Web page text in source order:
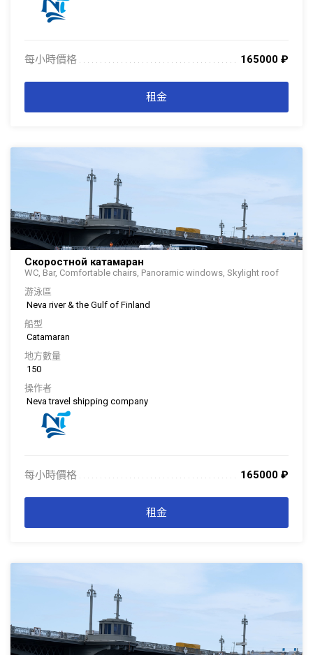
每小時價格 165000 ₽
. . . . . . . . . . . . . . . . . . . . . . . . . . . . . . . . . . . . . . . . . . . . . . . . . . . . . . . . . . . . . . .
租金
Скоростной катамаран
WC, Bar, Comfortable chairs, Panoramic windows, Skylight roof
游泳區
Neva river & the Gulf of Finland
船型
Catamaran
地方數量
150
操作者
Neva travel shipping company
每小時價格 165000 ₽
. . . . . . . . . . . . . . . . . . . . . . . . . . . . . . . . . . . . . . . . . . . . . . . . . . . . . . . . . . . . . . .
租金